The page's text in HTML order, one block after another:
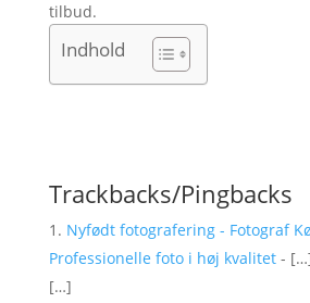
tilbud.
Indhold
Trackbacks/Pingbacks
Nyfødt fotografering - Fotograf
Professionelle foto i høj kvalitet-
[…]